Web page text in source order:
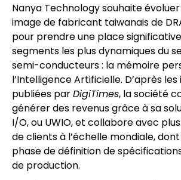
Nanya Technology souhaite évoluer
image de fabricant taiwanais de
pour prendre une place significative
segments les plus dynamiques du
semi-conducteurs : la mémoire
l’Intelligence Artificielle. D’après
publiées parDigiTimes, la société
générer des revenus grâce à sa
I/O, ou UWIO, et collabore avec plus
de clients à l’échelle mondiale,
phase de définition de
de production.